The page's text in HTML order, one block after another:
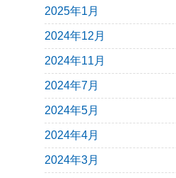
2025年1月
2024年12月
2024年11月
2024年7月
2024年5月
2024年4月
2024年3月